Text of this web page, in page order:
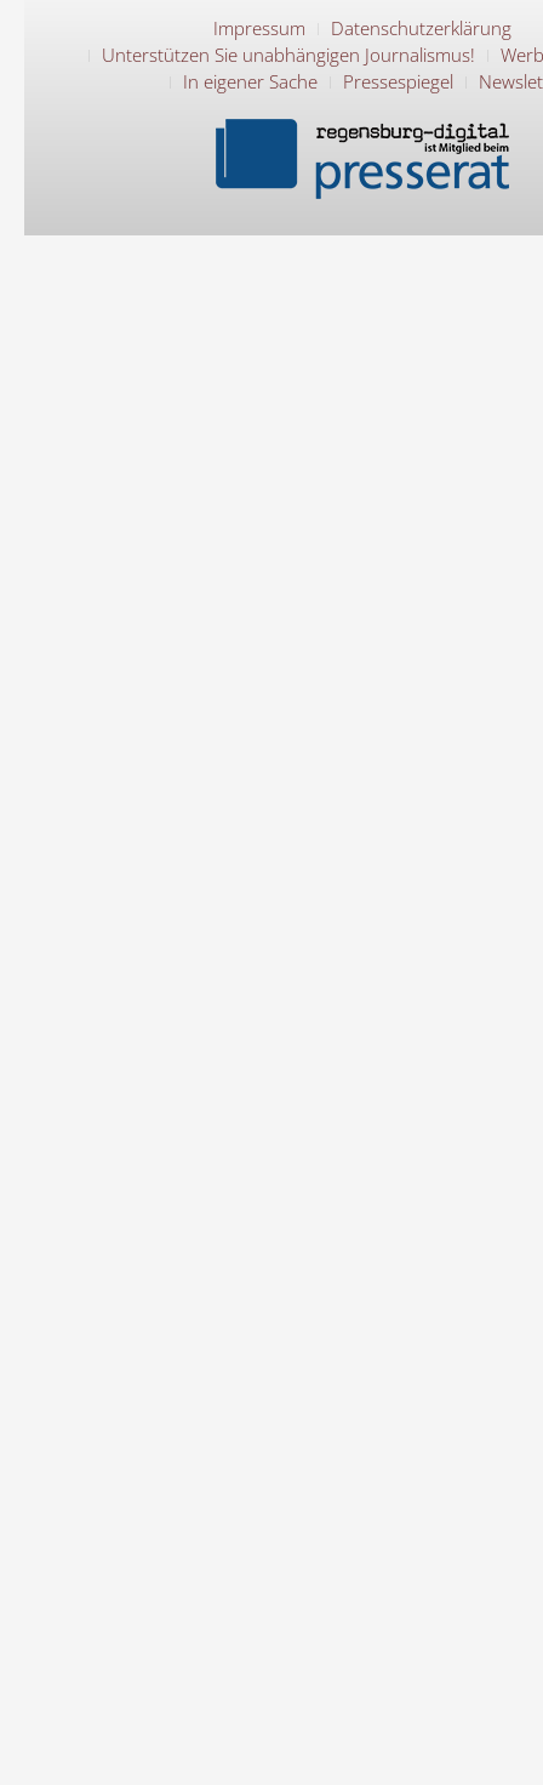
Impressum
Datenschutzerklärung
Unterstützen Sie unabhängigen Journalismus!
In eigener Sache
Pressespiegel